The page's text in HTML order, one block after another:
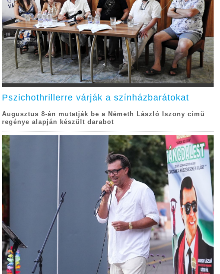
Pszichothrillerre várják a színházbarátokat
Augusztus 8-án mutatják be a Németh László Iszony című
regénye alapján készült darabot